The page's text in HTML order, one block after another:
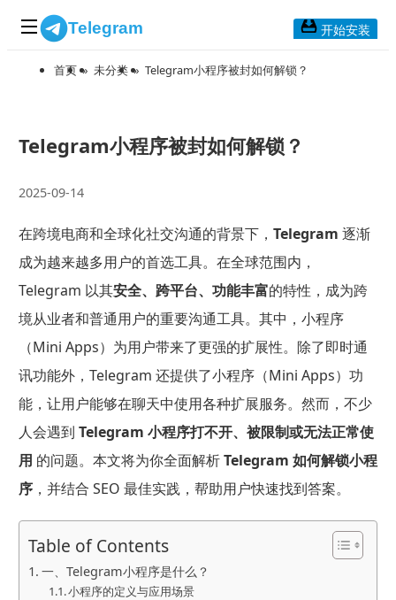
Telegram
应用下载
Telegram Mac版
Telegram安卓版
Telegram Web版
开始安装
首页 » 未分类 » Telegram小程序被封如何解锁？
Telegram小程序被封如何解锁？
2025-09-14
在跨境电商和全球化社交沟通的背景下， Telegram 逐渐
成为越来越多用户的首选工具。在全球范围内，
Telegram 以其安全、跨平台、功能丰富的特性，成为跨
境从业者和普通用户的重要沟通工具。其中，小程序
（Mini Apps）为用户带来了更强的扩展性。除了即时通
讯功能外，Telegram 还提供了小程序（Mini Apps）功
能，让用户能够在聊天中使用各种扩展服务。然而，不少
人会遇到 Telegram 小程序打不开、被限制或无法正常使
用 的问题。本文将为你全面解析Telegram 如何解锁小程
序，并结合 SEO 最佳实践，帮助用户快速找到答案。
Table of Contents
一、Telegram小程序是什么？
小程序的定义与应用场景